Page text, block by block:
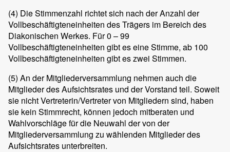
(4) Die Stimmenzahl richtet sich nach der Anzahl der
Vollbeschäftigteneinheiten des Trägers im Bereich des
Diakonischen Werkes. Für 0 – 99
Vollbeschäftigteneinheiten gibt es eine Stimme, ab 100
Vollbeschäftigteneinheiten gibt es zwei Stimmen.
(5) An der Mitgliederversammlung nehmen auch die
Mitglieder des Aufsichtsrates und der Vorstand teil. Soweit
sie nicht Vertreterin/Vertreter von Mitgliedern sind, haben
sie kein Stimmrecht, können jedoch mitberaten und
Wahlvorschläge für die Neuwahl der von der
Mitgliederversammlung zu wählenden Mitglieder des
Aufsichtsrates unterbreiten.